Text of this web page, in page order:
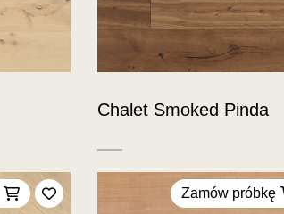
Chalet Smoked Pinda
Dodaj do ulubionych
Zamów próbkę